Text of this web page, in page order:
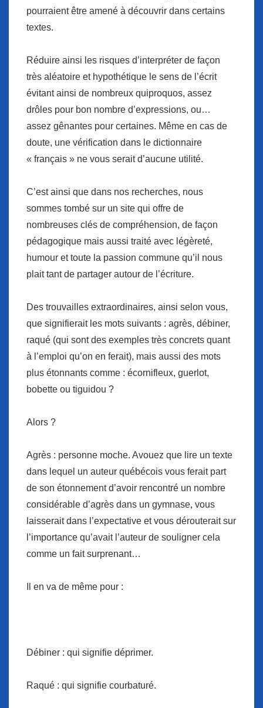
pourraient être amené à découvrir dans certains
textes.
Réduire ainsi les risques d’interpréter de façon
très aléatoire et hypothétique le sens de l’écrit
évitant ainsi de nombreux quiproquos, assez
drôles pour bon nombre d’expressions, ou…
assez gênantes pour certaines. Même en cas de
doute, une vérification dans le dictionnaire
« français » ne vous serait d’aucune utilité.
C’est ainsi que dans nos recherches, nous
sommes tombé sur un site qui offre de
nombreuses clés de compréhension, de façon
pédagogique mais aussi traité avec légèreté,
humour et toute la passion commune qu’il nous
plait tant de partager autour de l’écriture.
Des trouvailles extraordinaires, ainsi selon vous,
que signifierait les mots suivants : agrès, débiner,
raqué (qui sont des exemples très concrets quant
à l’emploi qu’on en ferait), mais aussi des mots
plus étonnants comme : écornifleux, guerlot,
bobette ou tiguidou ?
Alors ?
Agrès : personne moche. Avouez que lire un texte
dans lequel un auteur québécois vous ferait part
de son étonnement d’avoir rencontré un nombre
considérable d’agrès dans un gymnase, vous
laisserait dans l’expectative et vous dérouterait sur
l’importance qu’avait l’auteur de souligner cela
comme un fait surprenant…
Il en va de même pour :
Débiner : qui signifie déprimer.
Raqué : qui signifie courbaturé.